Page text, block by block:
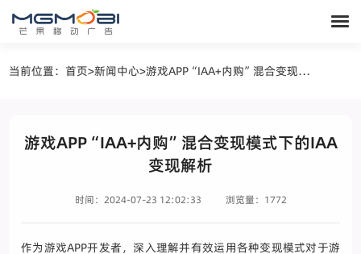
当前位置：首页>新闻中心> 游戏APP“IAA+内购”混合变现模式下的IAA变现解析
游戏APP“IAA+内购”混合变现模式下的IAA
变现解析
时间：2024-07-23 12:02:33 浏览量：1772
作为游戏APP开发者，深入理解并有效运用各种变现模式对于游